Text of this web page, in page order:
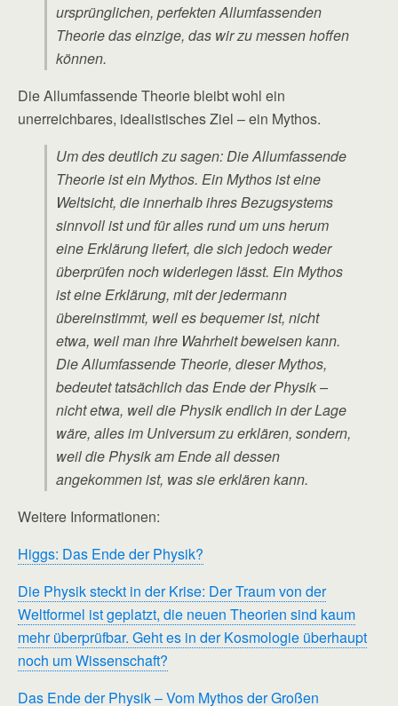
ursprünglichen, perfekten Allumfassenden
Theorie das einzige, das wir zu messen hoffen
können.
Die Allumfassende Theorie bleibt wohl ein
unerreichbares, idealistisches Ziel – ein Mythos.
Um des deutlich zu sagen: Die Allumfassende
Theorie ist ein Mythos. Ein Mythos ist eine
Weltsicht, die innerhalb ihres Bezugsystems
sinnvoll ist und für alles rund um uns herum
eine Erklärung liefert, die sich jedoch weder
überprüfen noch widerlegen lässt. Ein Mythos
ist eine Erklärung, mit der jedermann
übereinstimmt, weil es bequemer ist, nicht
etwa, weil man ihre Wahrheit beweisen kann.
Die Allumfassende Theorie, dieser Mythos,
bedeutet tatsächlich das Ende der Physik –
nicht etwa, weil die Physik endlich in der Lage
wäre, alles im Universum zu erklären, sondern,
weil die Physik am Ende all dessen
angekommen ist, was sie erklären kann.
Weitere Informationen:
Higgs: Das Ende der Physik?
Die Physik steckt in der Krise: Der Traum von der
Weltformel ist geplatzt, die neuen Theorien sind kaum
mehr überprüfbar. Geht es in der Kosmologie überhaupt
noch um Wissenschaft?
Das Ende der Physik – Vom Mythos der Großen